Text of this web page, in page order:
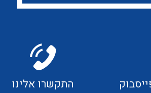
התקשרו אלינו